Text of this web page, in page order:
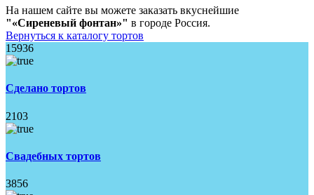
На нашем сайте вы можете заказать вкуснейшие
"«Сиреневый фонтан»" в городе Россия.
Вернуться к каталогу тортов
15936
Сделано тортов
2103
Свадебных тортов
3856